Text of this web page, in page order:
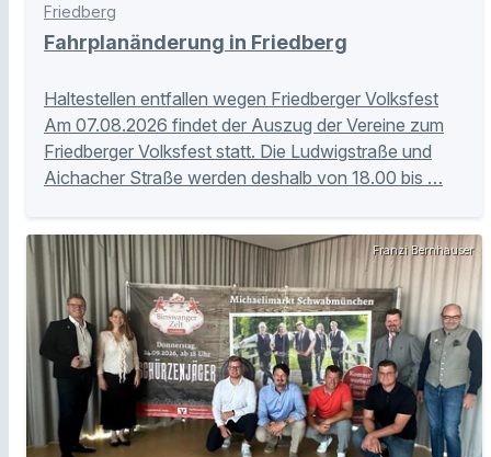
Friedberg
Fahrplanänderung in Friedberg
Haltestellen entfallen wegen Friedberger Volksfest
Am 07.08.2026 findet der Auszug der Vereine zum
Friedberger Volksfest statt. Die Ludwigstraße und
Aichacher Straße werden deshalb von 18.00 bis …
Franzi Bernhauser